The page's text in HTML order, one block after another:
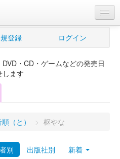
登録 ログイン
・CD・ゲームなどの発売日
します
（と） > 枢やな
別 出版社別
新着